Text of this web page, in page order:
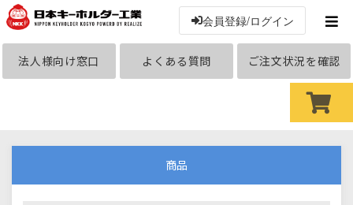
会員登録/ログイン
法人様向け窓口 よくある質問 ご注文状況を確認
商品